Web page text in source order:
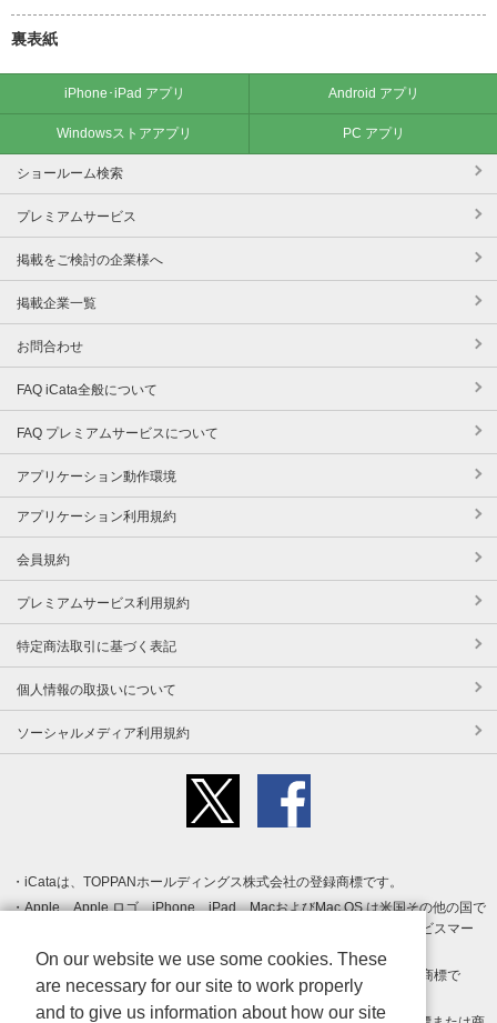
裏表紙
iPhone･iPad アプリ Android アプリ
Windowsストアアプリ PC アプリ
ショールーム検索
プレミアムサービス
掲載をご検討の企業様へ
掲載企業一覧
お問合わせ
FAQ iCata全般について
FAQ プレミアムサービスについて
アプリケーション動作環境
アプリケーション利用規約
会員規約
プレミアムサービス利用規約
特定商法取引に基づく表記
個人情報の取扱いについて
ソーシャルメディア利用規約
iCataは、TOPPANホールディングス株式会社の登録商標です。
Apple、Apple ロゴ、iPhone、iPad、MacおよびMac OS は米国その他の国で
登録された Apple Inc. の商標です。App Store は Apple Inc. のサービスマー
クです。
Android、Google Play および Google Play ロゴ は Google LLC の商標で
す。
On our website we use some cookies. These
are necessary for our site to work properly
and to give us information about how our site